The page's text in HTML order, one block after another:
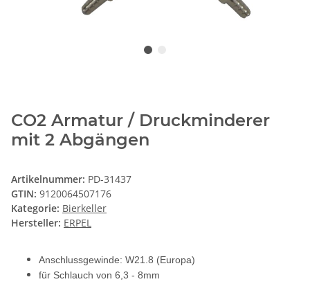
CO2 Armatur / Druckminderer
mit 2 Abgängen
Artikelnummer: PD-31437
GTIN: 9120064507176
Kategorie: Bierkeller
Hersteller: ERPEL
Anschlussgewinde: W21.8 (Europa)
für Schlauch von 6,3 - 8mm